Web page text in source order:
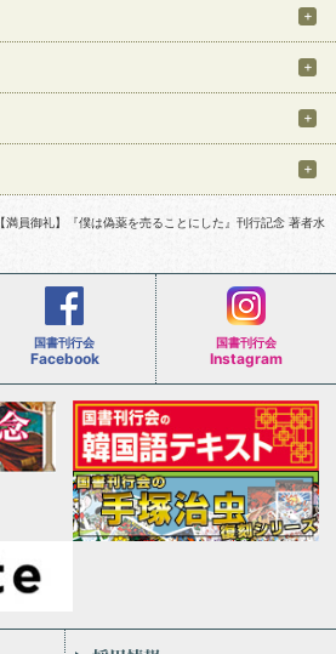
【満員御礼】『僕は偽薬を売ることにした』刊行記念 著者水
国書刊行会
Facebook
国書刊行会
Instagram
会社案内